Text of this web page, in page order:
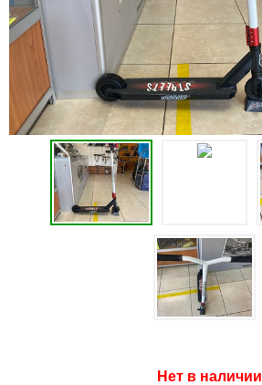
Нет в наличии